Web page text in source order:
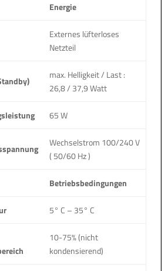
Energie
Externes lüfterloses
Netzteil
max. Helligkeit / Last :
26,8 / 37,9 Watt
65 W
Wechselstrom 100/240 V
( 50/60 Hz )
Betriebsbedingungen
5° C – 35° C
10-75% (nicht
kondensierend)